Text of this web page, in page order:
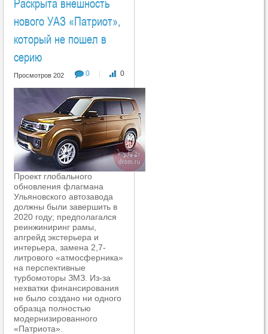
нового УАЗ «Патриот»,
который не пошел в
серию
0 | 0
Просмотров 202
Проект глобального
обновления флагмана
Ульяновского автозавода
должны были завершить в
2020 году; предполагался
реинжиниринг рамы,
апгрейд экстерьера и
интерьера, замена 2,7-
литрового «атмосферника»
на перспективные
турбомоторы ЗМЗ. Из-за
нехватки финансирования
не было создано ни одного
образца полностью
модернизированного
«Патриота».